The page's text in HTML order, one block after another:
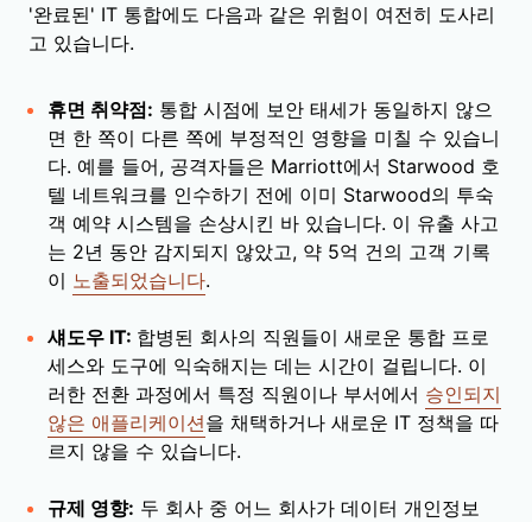
'완료된' IT 통합에도 다음과 같은 위험이 여전히 도사리
고 있습니다.
휴면 취약점: 통합 시점에 보안 태세가 동일하지 않으
면 한 쪽이 다른 쪽에 부정적인 영향을 미칠 수 있습니
다. 예를 들어, 공격자들은 Marriott에서 Starwood 호
텔 네트워크를 인수하기 전에 이미 Starwood의 투숙
객 예약 시스템을 손상시킨 바 있습니다. 이 유출 사고
는 2년 동안 감지되지 않았고, 약 5억 건의 고객 기록
이 노출되었습니다.
섀도우 IT: 합병된 회사의 직원들이 새로운 통합 프로
세스와 도구에 익숙해지는 데는 시간이 걸립니다. 이
러한 전환 과정에서 특정 직원이나 부서에서 승인되지
않은 애플리케이션을 채택하거나 새로운 IT 정책을 따
르지 않을 수 있습니다.
규제 영향: 두 회사 중 어느 회사가 데이터 개인정보